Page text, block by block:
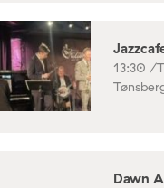
13:30 /
Dawn